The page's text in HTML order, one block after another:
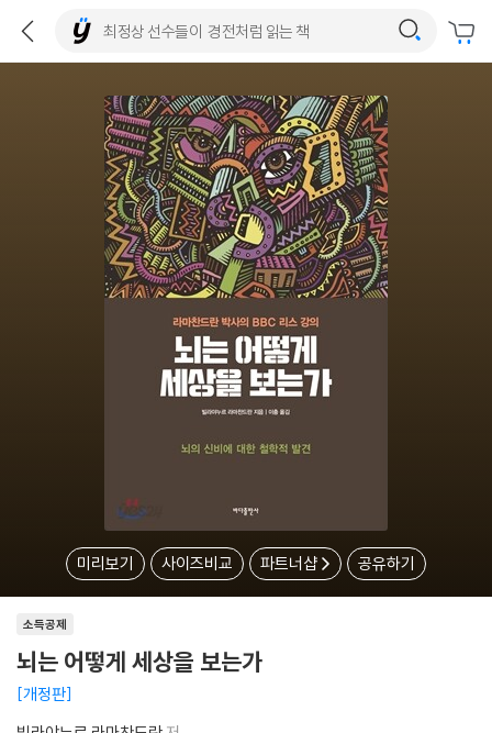
미리보기 사이즈비교 파트너샵 공유하기
소득공제
뇌는 어떻게 세상을 보는가
개정판